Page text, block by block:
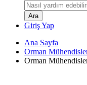
Giriş Yap
Ana Sayfa
Orman
Orman